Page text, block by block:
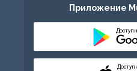
Приложение